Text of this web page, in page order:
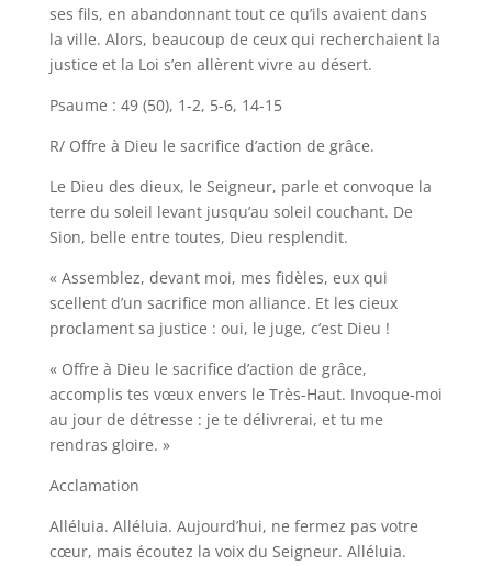
ses fils, en abandonnant tout ce qu’ils avaient dans
la ville. Alors, beaucoup de ceux qui recherchaient la
justice et la Loi s’en allèrent vivre au désert.
Psaume : 49 (50), 1-2, 5-6, 14-15
R/ Offre à Dieu le sacrifice d’action de grâce.
Le Dieu des dieux, le Seigneur, parle et convoque la
terre du soleil levant jusqu’au soleil couchant. De
Sion, belle entre toutes, Dieu resplendit.
« Assemblez, devant moi, mes fidèles, eux qui
scellent d’un sacrifice mon alliance. Et les cieux
proclament sa justice : oui, le juge, c’est Dieu !
« Offre à Dieu le sacrifice d’action de grâce,
accomplis tes vœux envers le Très-Haut. Invoque-moi
au jour de détresse : je te délivrerai, et tu me
rendras gloire. »
Acclamation
Alléluia. Alléluia. Aujourd’hui, ne fermez pas votre
cœur, mais écoutez la voix du Seigneur. Alléluia.